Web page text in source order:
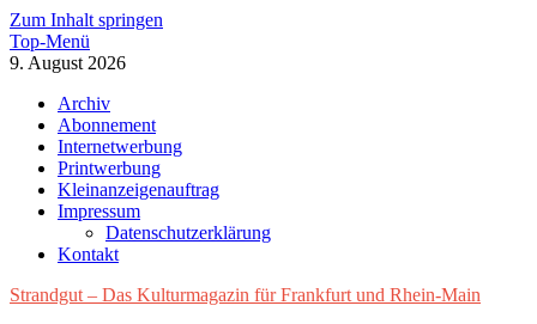
Zum Inhalt springen
Top-Menü
9. August 2026
Archiv
Abonnement
Internetwerbung
Printwerbung
Kleinanzeigenauftrag
Impressum
Datenschutzerklärung
Kontakt
Strandgut – Das Kulturmagazin für Frankfurt und Rhein-Main